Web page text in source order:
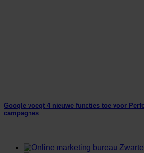
Google voegt 4 nieuwe functies toe voor
campagnes